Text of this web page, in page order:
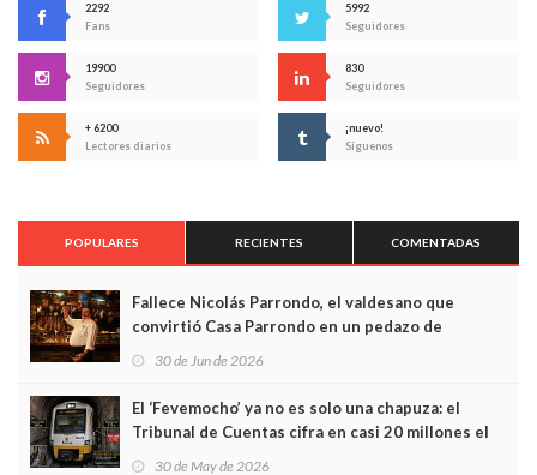
2292
Fans
5992
Seguidores
19900
Seguidores
830
Seguidores
+ 6200
Lectores diarios
¡nuevo!
Síguenos
POPULARES RECIENTES COMENTADAS
Fallece Nicolás Parrondo, el valdesano que
convirtió Casa Parrondo en un pedazo de
Asturias en Madrid
30 de Jun de 2026
El ‘Fevemocho’ ya no es solo una chapuza: el
Tribunal de Cuentas cifra en casi 20 millones el
sobrecoste de los trenes que no cabían por los
30 de May de 2026